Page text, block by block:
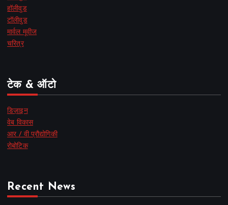
हॉलीवुड
टॉलीवुड
मार्वल मूवीज
चरित्र
टेक & ऑटो
डिज़ाइन
वेब विकास
आर / वी प्रौद्योगिकी
रोबोटिक
Recent News